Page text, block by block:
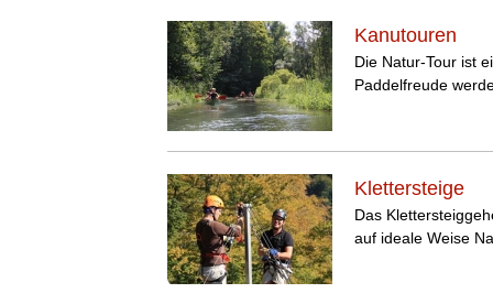
Kanutouren
Die Natur-Tour ist
Paddelfreude
Klettersteige
Das
auf ideale Weise